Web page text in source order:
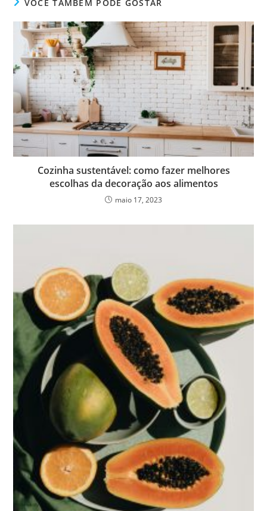
VOCÊ TAMBÉM PODE GOSTAR
Cozinha sustentável: como fazer melhores
escolhas da decoração aos alimentos
maio 17, 2023